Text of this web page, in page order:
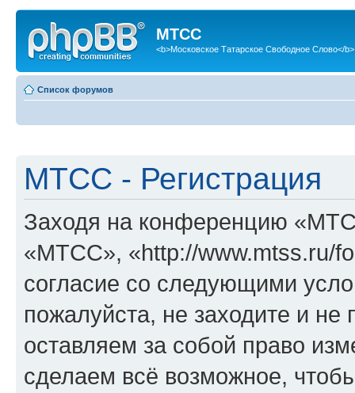
МТСС
<b>Московское Татарское Свободное Слово</b>
Список форумов
МТСС - Регистрация
Заходя на конференцию
«МТСС», «http://www.mtss.ru/
согласие со следующими
пожалуйста, не заходите и
оставляем за собой право
сделаем всё возможное,